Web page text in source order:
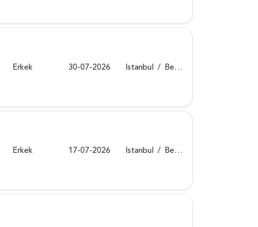
Erkek 30-07-2026 Istanbul / Beykoz
Erkek 17-07-2026 Istanbul / Beykoz